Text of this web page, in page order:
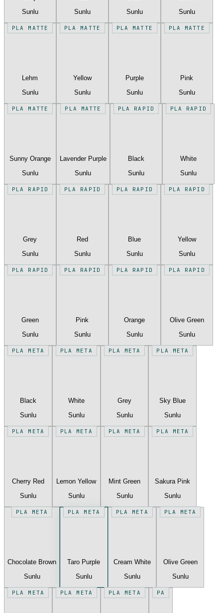
Sunlu
Sunlu
Sunlu
Sunlu
PLA MATTE
Lehm
Sunlu
PLA MATTE
Yellow
Sunlu
PLA MATTE
Purple
Sunlu
PLA MATTE
Pink
Sunlu
PLA MATTE
Sunny Orange
Sunlu
PLA MATTE
Lavender Purple
Sunlu
PLA RAPID
Black
Sunlu
PLA RAPID
White
Sunlu
PLA RAPID
Grey
Sunlu
PLA RAPID
Red
Sunlu
PLA RAPID
Blue
Sunlu
PLA RAPID
Yellow
Sunlu
PLA RAPID
Green
Sunlu
PLA RAPID
Pink
Sunlu
PLA RAPID
Orange
Sunlu
PLA RAPID
Olive Green
Sunlu
PLA META
Black
Sunlu
PLA META
White
Sunlu
PLA META
Grey
Sunlu
PLA META
Sky Blue
Sunlu
PLA META
Cherry Red
Sunlu
PLA META
Lemon Yellow
Sunlu
PLA META
Mint Green
Sunlu
PLA META
Sakura Pink
Sunlu
PLA META
Chocolate Brown
Sunlu
PLA META
Taro Purple
Sunlu
PLA META
Cream White
Sunlu
PLA META
Olive Green
Sunlu
PLA META PLA META PLA META PA